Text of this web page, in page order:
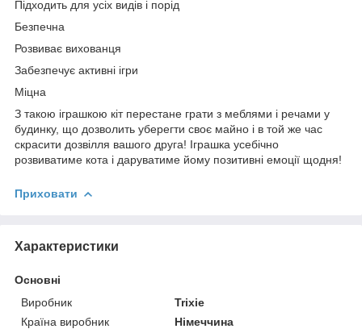
Підходить для усіх видів і порід
Безпечна
Розвиває вихованця
Забезпечує активні ігри
Міцна
З такою іграшкою кіт перестане грати з меблями і речами у
будинку, що дозволить уберегти своє майно і в той же час
скрасити дозвілля вашого друга! Іграшка усебічно
розвиватиме кота і даруватиме йому позитивні емоції щодня!
Приховати
Характеристики
Основні
Виробник
Trixie
Країна виробник
Німеччина